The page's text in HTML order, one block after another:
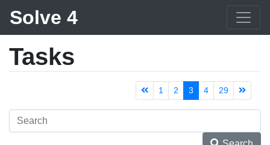
Solve 4
Tasks
1 2 3 4 29